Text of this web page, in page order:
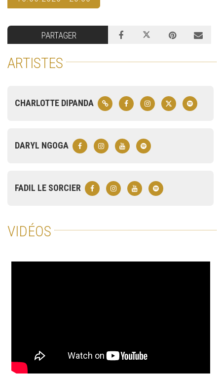
PARTAGER
ARTISTES
CHARLOTTE DIPANDA
DARYL NGOGA
FADIL LE SORCIER
VIDÉOS